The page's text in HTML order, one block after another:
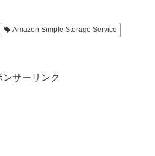
Amazon Simple Storage Service
ンサーリンク